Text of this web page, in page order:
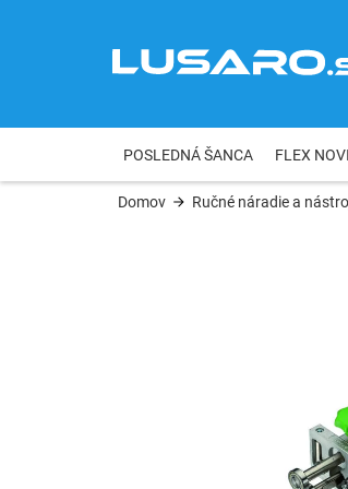
POSLEDNÁ ŠANCA FLEX
Domov Ručné náradie a